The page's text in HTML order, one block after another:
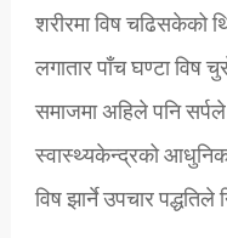
शरीरमा विष चढिसकेको
लगातार पाँच घण्टा विष
समाजमा अहिले पनि
स्वास्थ्यकेन्द्रको
विष झार्ने उपचार